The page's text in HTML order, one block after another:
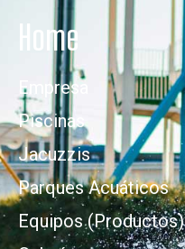
Home
Empresa
Piscinas
Jacuzzis
Parques Acuáticos
Equipos (Productos)